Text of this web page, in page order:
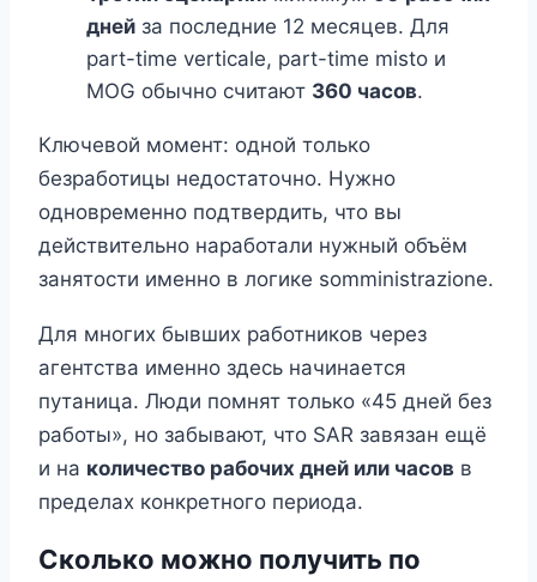
дней за последние 12 месяцев. Для
part-time verticale, part-time misto и
MOG обычно считают 360 часов.
Ключевой момент: одной только
безработицы недостаточно. Нужно
одновременно подтвердить, что вы
действительно наработали нужный объём
занятости именно в логике somministrazione.
Для многих бывших работников через
агентства именно здесь начинается
путаница. Люди помнят только «45 дней без
работы», но забывают, что SAR завязан ещё
и на количество рабочих дней или часов в
пределах конкретного периода.
Сколько можно получить по